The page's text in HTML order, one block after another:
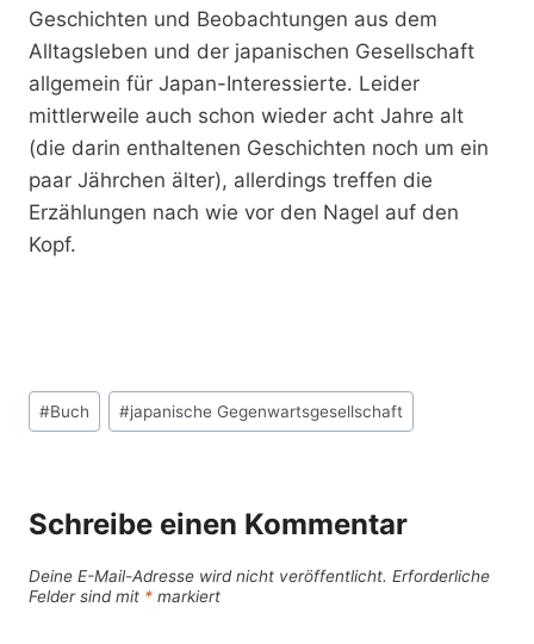
Geschichten und Beobachtungen aus dem
Alltagsleben und der japanischen Gesellschaft
allgemein für Japan-Interessierte. Leider
mittlerweile auch schon wieder acht Jahre alt
(die darin enthaltenen Geschichten noch um ein
paar Jährchen älter), allerdings treffen die
Erzählungen nach wie vor den Nagel auf den
Kopf.
Schlagworte:
#Buch #japanische Gegenwartsgesellschaft
Schreibe einen Kommentar
Deine E-Mail-Adresse wird nicht veröffentlicht. Erforderliche
Felder sind mit * markiert